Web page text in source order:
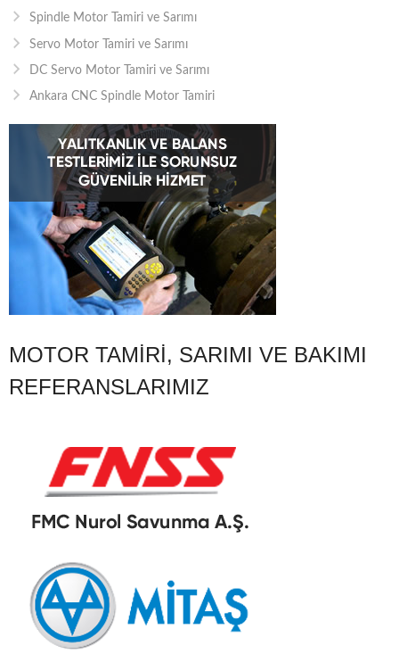
Spindle Motor Tamiri ve Sarımı
Servo Motor Tamiri ve Sarımı
DC Servo Motor Tamiri ve Sarımı
Ankara CNC Spindle Motor Tamiri
MOTOR TAMIRI, SARIMI VE BAKIMI
REFERANSLARIMIZ